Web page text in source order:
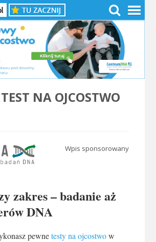
NA OJCOSTWO
Wpis sponsorowany
zakres – badanie aż
DNA
pewnetesty na ojcostwow